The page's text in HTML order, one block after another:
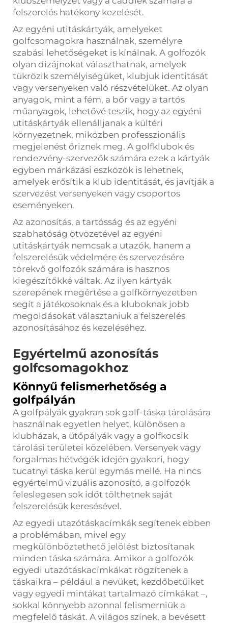
felszerelés hatékony kezelését.
Az egyéni utitáskártyák, amelyeket
golfcsomagokra használnak, személyre
szabási lehetőségeket is kínálnak. A golfozók
olyan dizájnokat választhatnak, amelyek
tükrözik személyiségüket, klubjuk identitását
vagy versenyeken való részvételüket. Az olyan
anyagok, mint a fém, a bőr vagy a tartós
műanyagok, lehetővé teszik, hogy az egyéni
utitáskártyák ellenálljanak a kültéri
környezetnek, miközben professzionális
megjelenést őriznek meg. A golfklubok és
rendezvény-szervezők számára ezek a kártyák
egyben márkázási eszközök is lehetnek,
amelyek erősítik a klub identitását, és javítják a
szervezést versenyeken vagy csoportos
eseményeken.
Az azonosítás, a tartósság és az egyéni
szabhatóság ötvözetével az egyéni
utitáskártyák nemcsak a utazók, hanem a
felszerelésük védelmére és szervezésére
törekvő golfozók számára is hasznos
kiegészítőkké váltak. Az ilyen kártyák
szerepének megértése a golfkörnyezetben
segít a játékosoknak és a kluboknak jobb
megoldásokat választaniuk a felszerelés
azonosításához és kezeléséhez.
Egyértelmű azonosítás
golfcsomagokhoz
Könnyű felismerhetőség a
golfpályán
A golfpályák gyakran sok golf-táska tárolására
használnak egyetlen helyet, különösen a
klubházak, a ütőpályák vagy a golfkocsik
tárolási területei közelében. Versenyek vagy
forgalmas hétvégék idején gyakori, hogy
tucatnyi táska kerül egymás mellé. Ha nincs
egyértelmű vizuális azonosító, a golfozók
feleslegesen sok időt tölthetnek saját
felszerelésük keresésével.
Az egyedi utazótáskacímkák segítenek ebben
a problémában, mivel egy
megkülönböztethető jelölést biztosítanak
minden táska számára. Amikor a golfozók
egyedi utazótáskacímkákat rögzítenek a
táskaikra – például a nevüket, kezdőbetűiket
vagy egyedi mintákat tartalmazó címkákat –,
sokkal könnyebb azonnal felismerniük a
megfelelő táskát. A világos színek, a bevésett